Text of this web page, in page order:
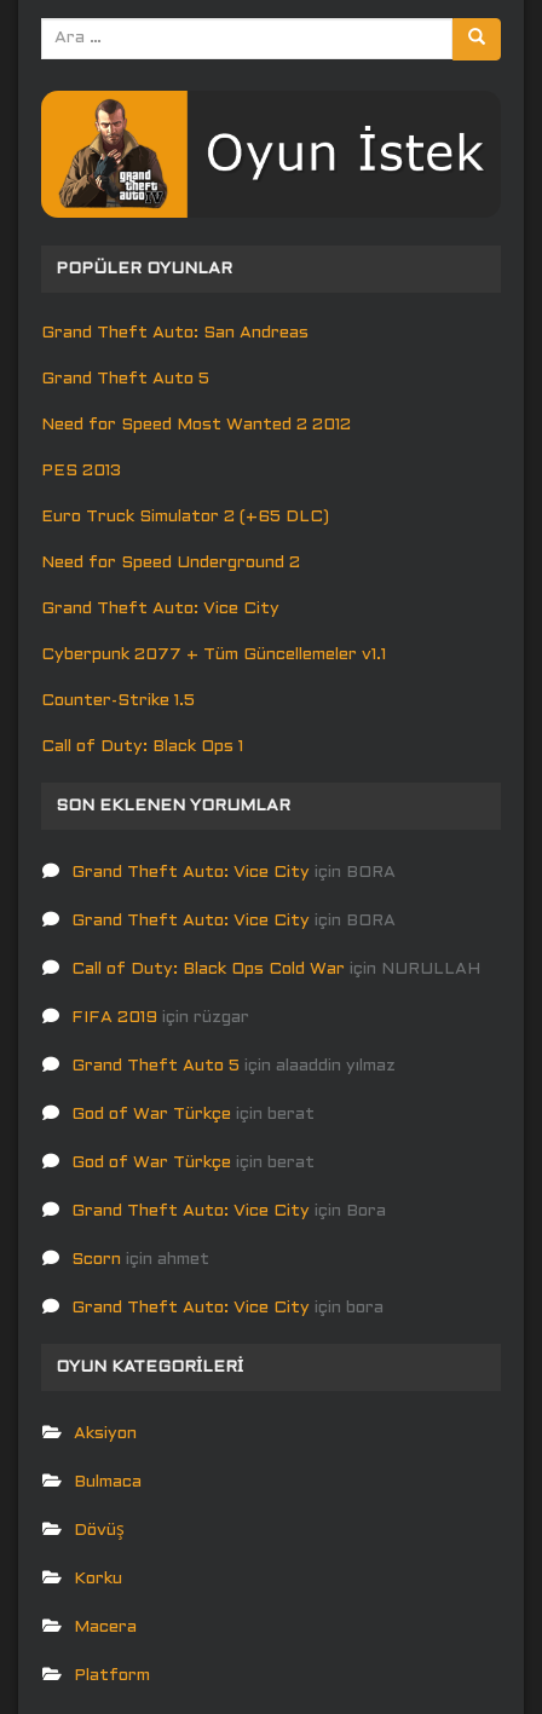
Arama
yap:
POPÜLER OYUNLAR
Grand Theft Auto: San Andreas
Grand Theft Auto 5
Need for Speed Most Wanted 2 2012
PES 2013
Euro Truck Simulator 2 (+65 DLC)
Need for Speed Underground 2
Grand Theft Auto: Vice City
Cyberpunk 2077 + Tüm Güncellemeler v1.1
Counter-Strike 1.5
Call of Duty: Black Ops 1
SON EKLENEN YORUMLAR
Grand Theft Auto: Vice City için BORA
Grand Theft Auto: Vice City için BORA
Call of Duty: Black Ops Cold War için NURULLAH
FIFA 2019 için rüzgar
Grand Theft Auto 5 için alaaddin yılmaz
God of War Türkçe için berat
God of War Türkçe için berat
Grand Theft Auto: Vice City için Bora
Scorn için ahmet
Grand Theft Auto: Vice City için bora
OYUN KATEGORILERI
Aksiyon
Bulmaca
Dövüş
Korku
Macera
Platform